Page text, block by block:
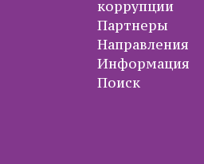
коррупции
Партнеры
Направления
Информация
Поиск